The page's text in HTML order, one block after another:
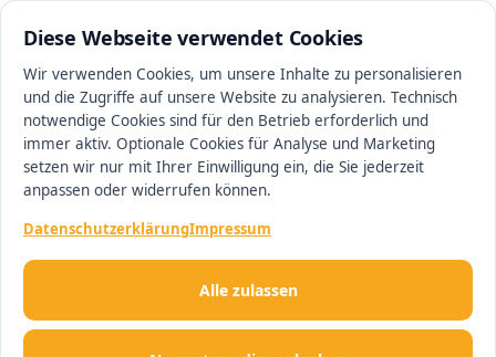
Diese Webseite verwendet Cookies
Wir verwenden Cookies, um unsere Inhalte zu personalisieren
und die Zugriffe auf unsere Website zu analysieren. Technisch
notwendige Cookies sind für den Betrieb erforderlich und
immer aktiv. Optionale Cookies für Analyse und Marketing
setzen wir nur mit Ihrer Einwilligung ein, die Sie jederzeit
anpassen oder widerrufen können.
DatenschutzerklärungImpressum
Alle zulassen